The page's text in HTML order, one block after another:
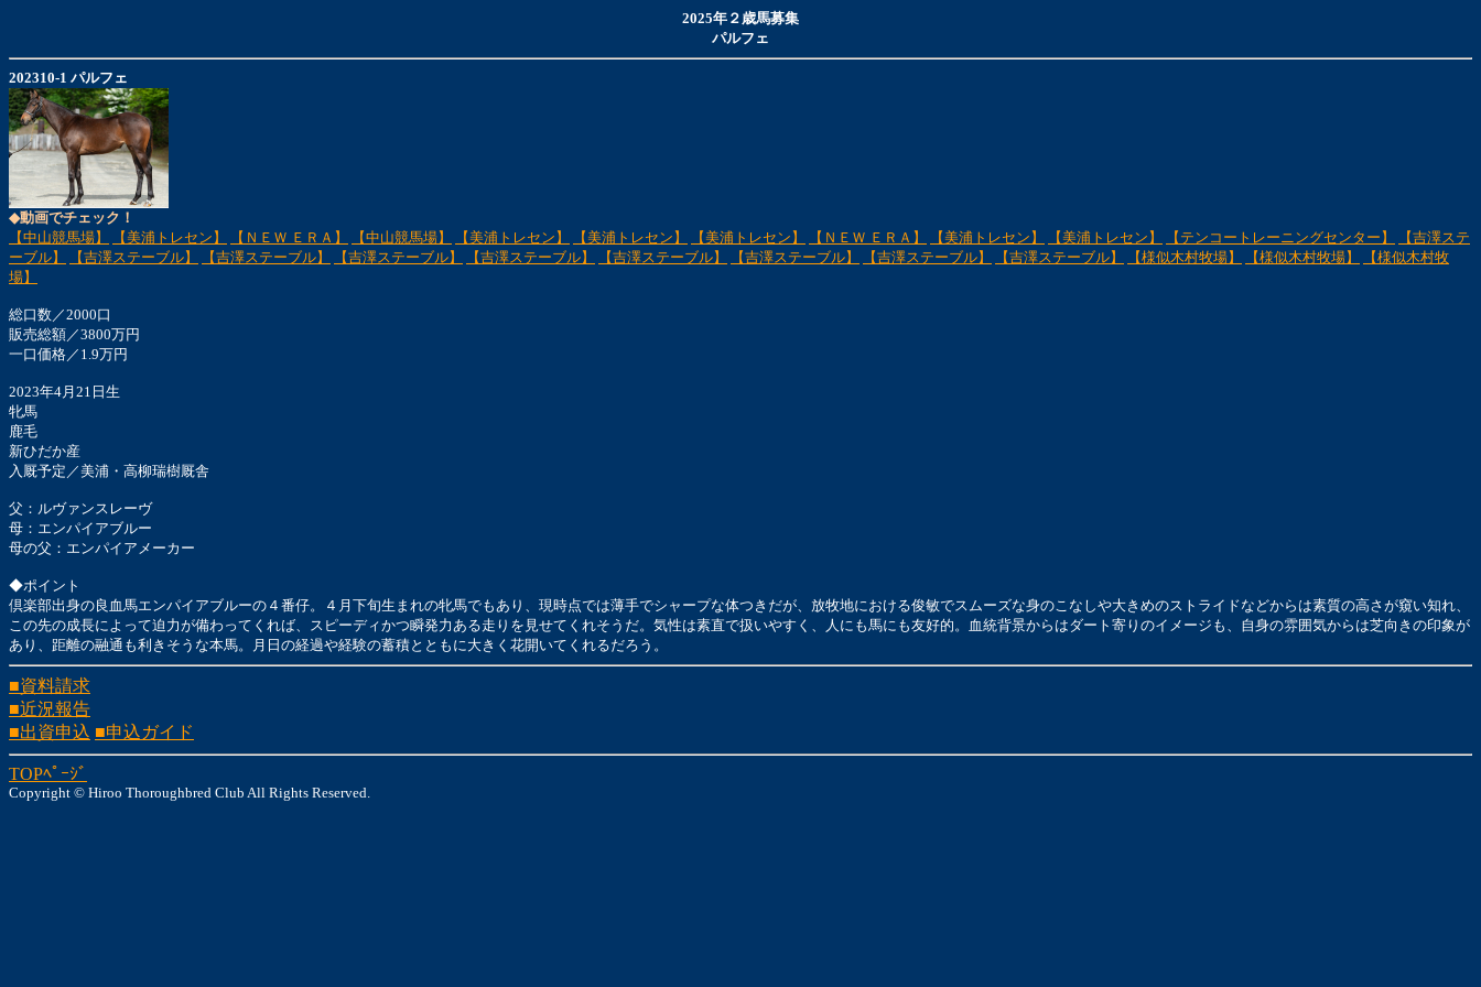
2025年２歳馬募集
パルフェ
202310-1 パルフェ
◆動画でチェック！
【中山競馬場】
【美浦トレセン】 【ＮＥＷ ＥＲＡ】 【中山競馬場】 【美浦トレセン】 【美浦トレセン】 【美浦トレセン】 【ＮＥＷ ＥＲＡ】 【美浦トレセン】 【美浦トレセン】 【テンコートレーニングセンター】
【吉澤ステ
ーブル】
【吉澤ステーブル】 【吉澤ステーブル】 【吉澤ステーブル】 【吉澤ステーブル】 【吉澤ステーブル】 【吉澤ステーブル】 【吉澤ステーブル】 【吉澤ステーブル】 【様似木村牧場】 【様似木村牧場】
【様似木村牧
場】
総口数／2000口
販売総額／3800万円
一口価格／1.9万円
2023年4月21日生
牝馬
鹿毛
新ひだか産
入厩予定／美浦・高柳瑞樹厩舎
父：ルヴァンスレーヴ
母：エンパイアブルー
母の父：エンパイアメーカー
◆ポイント
倶楽部出身の良血馬エンパイアブルーの４番仔。４月下旬生まれの牝馬でもあり、現時点では薄手でシャープな体つきだが、放牧地における俊敏でスムーズな身のこなしや大きめのストライドなどからは素質の高さが窺い知れ、
この先の成長によって迫力が備わってくれば、スピーディかつ瞬発力ある走りを見せてくれそうだ。気性は素直で扱いやすく、人にも馬にも友好的。血統背景からはダート寄りのイメージも、自身の雰囲気からは芝向きの印象が
あり、距離の融通も利きそうな本馬。月日の経過や経験の蓄積とともに大きく花開いてくれるだろう。
■資料請求
■近況報告
■出資申込 ■申込ガイド
TOPﾍﾟｰｼﾞ
Copyright © Hiroo Thoroughbred Club All Rights Reserved.